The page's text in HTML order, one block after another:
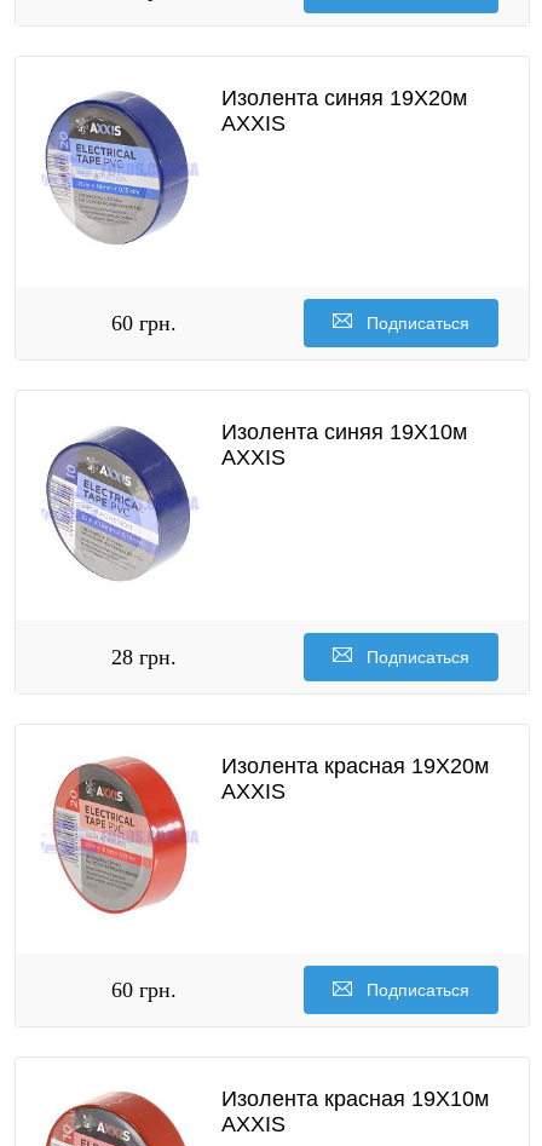
Изолента синяя 19X20м
AXXIS
60 грн. Подписаться
Изолента синяя 19X10м
AXXIS
28 грн. Подписаться
Изолента красная 19X20м
AXXIS
60 грн. Подписаться
Изолента красная 19X10м
AXXIS